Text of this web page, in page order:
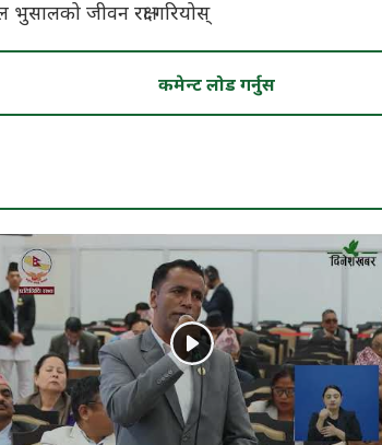
जीवन रक्षा गरियोस्
कमेन्ट लोड गर्नुस